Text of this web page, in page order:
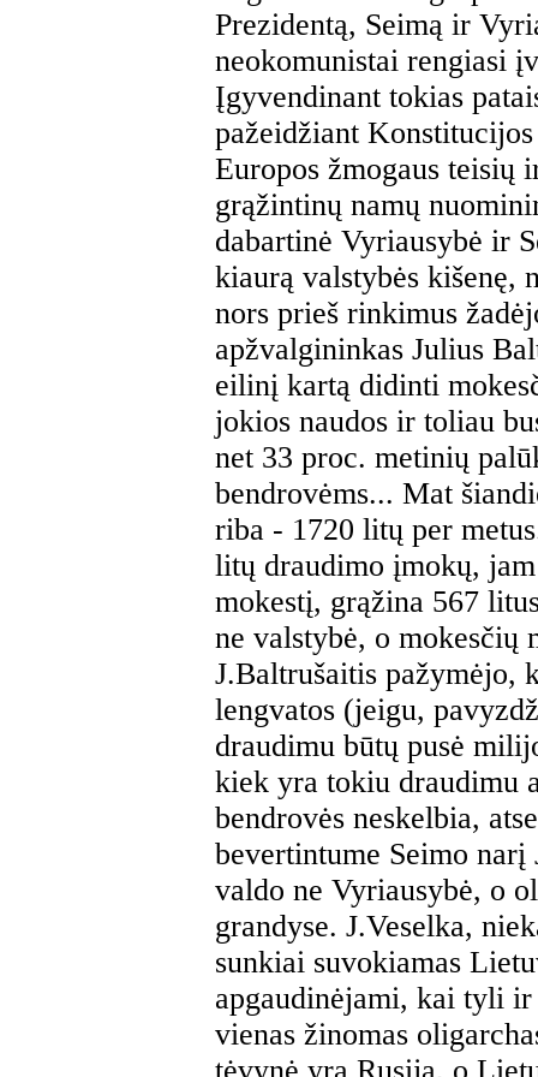
Prezidentą, Seimą ir
neokomunistai rengiasi
Įgyvendinant tokias
pažeidžiant
Europos žmogaus teisių
grąžintinų namų
dabartinė Vyriausybė ir
kiaurą valstybės kišenę,
nors prieš rinkimus
apžvalgininkas Julius
eilinį kartą didinti
jokios naudos ir toliau
net 33 proc. metinių
bendrovėms... Mat
riba - 1720 litų per
litų draudimo įmokų,
mokestį, grąžina 567
ne valstybė, o mokesčių
J.Baltrušaitis pažymėjo,
lengvatos (jeigu,
draudimu būtų pusė
kiek yra tokiu draudimu
bendrovės neskelbia,
bevertintume Seimo
valdo ne Vyriausybė, o
grandyse. J.Veselka,
sunkiai suvokiamas
apgaudinėjami, kai tyli
vienas žinomas